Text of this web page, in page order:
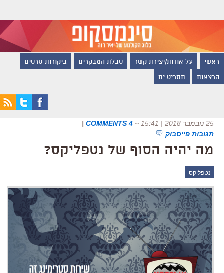
ראשי על אודות/יצירת קשר טבלת המבקרים ביקורות סרטים
הרצאות תסריט.ים
25 נובמבר 2018 | 15:41 ~
4 COMMENTS
|
תגובות פייסבוק
מה יהיה הסוף של נטפליקס?
נטפליקס